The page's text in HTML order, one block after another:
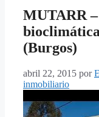
MUTARR
(Burgos)
abril 22, 2015 por
inmobiliario